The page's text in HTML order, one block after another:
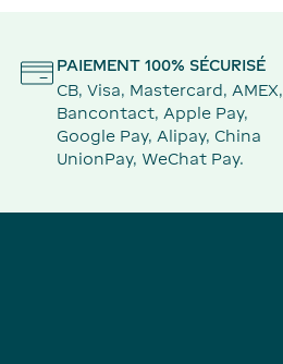
PAIEMENT 100% SÉCURISÉ
CB, Visa, Mastercard, AMEX,
Bancontact, Apple Pay,
Google Pay, Alipay, China
UnionPay, WeChat Pay.